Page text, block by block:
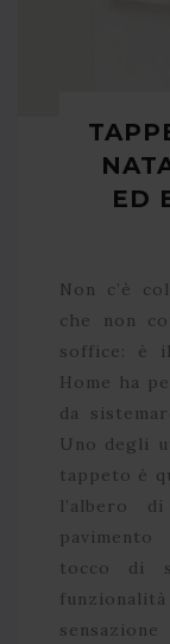
ED
Non c’è
che non
soffice: è
Home ha
da
Uno degli
tappeto è
l’albero
tocco di